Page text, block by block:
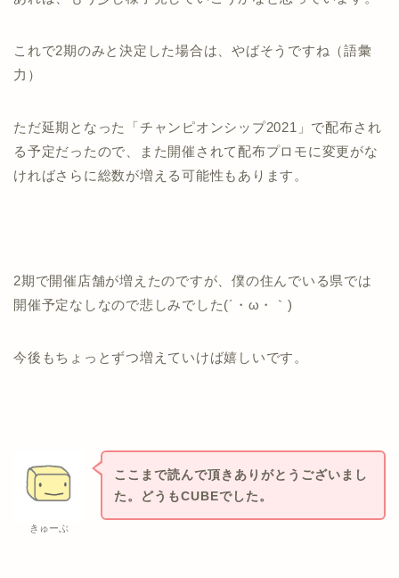
これで2期のみと決定した場合は、やばそうですね（語彙
力）
ただ延期となった「チャンピオンシップ2021」で配布され
る予定だったので、また開催されて配布プロモに変更がな
ければさらに総数が増える可能性もあります。
2期で開催店舗が増えたのですが、僕の住んでいる県では
開催予定なしなので悲しみでした(´・ω・｀)
今後もちょっとずつ増えていけば嬉しいです。
きゅーぶ
ここまで読んで頂きありがとうございまし
た。どうもCUBEでした。